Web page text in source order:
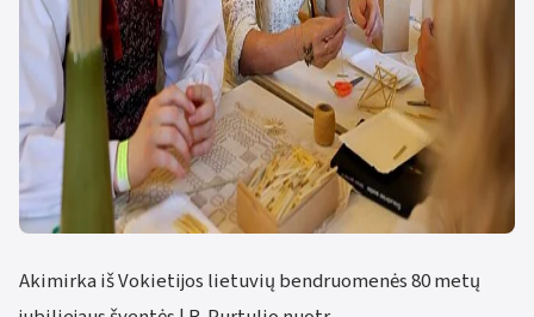
Akimirka iš Vokietijos lietuvių bendruomenės 80 metų